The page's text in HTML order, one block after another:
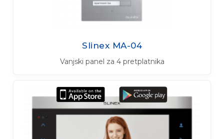
Slinex MA-04
Vanjski panel za 4 pretplatnika